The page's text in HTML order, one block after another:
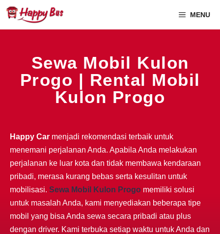
MENU
Sewa Mobil Kulon
Progo | Rental Mobil
Kulon Progo
Happy Car menjadi rekomendasi terbaik untuk
menemani perjalanan Anda. Apabila Anda melakukan
perjalanan ke luar kota dan tidak membawa kendaraan
pribadi, merasa kurang bebas serta kesulitan untuk
mobilisasi. Sewa Mobil Kulon Progo memiliki solusi
untuk masalah Anda, kami menyediakan beberapa tipe
mobil yang bisa Anda sewa secara pribadi atau plus
dengan driver. Kami terbuka setiap waktu untuk Anda dan